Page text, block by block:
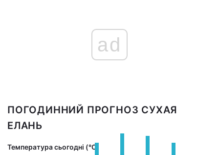
ad
ПОГОДИННИЙ ПРОГНОЗ СУХАЯ
ЕЛАНЬ
Температура сьогодні (°С)